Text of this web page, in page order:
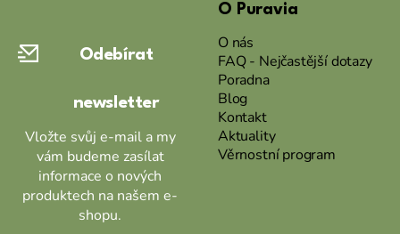
Odebírat
newsletter
Vložte svůj e-mail a my
vám budeme zasílat
informace o nových
produktech na našem e-
shopu.
O Puravia
O nás
FAQ - Nejčastější dotazy
Poradna
Blog
Kontakt
Aktuality
Věrnostní program